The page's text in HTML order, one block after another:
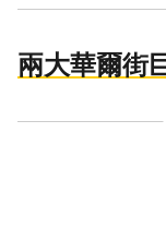
兩大華爾街